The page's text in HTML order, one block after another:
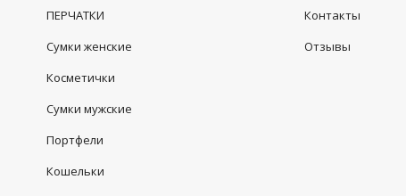
ПЕРЧАТКИ
Сумки женские
Косметички
Сумки мужские
Портфели
Кошельки
Контакты
Отзывы